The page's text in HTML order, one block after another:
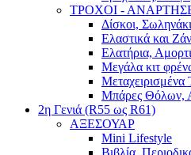
ΤΡΟΧΟΙ -
Δίσκοι,
Ελαστικά και
Ελατήρια,
Μεγάλα κιτ
Μπάρες Θόλων,
2η Γενιά (R55 ως R61)
ΑΞΕΣΟΥΑΡ
Mini Lifestyle
Βιβλία,